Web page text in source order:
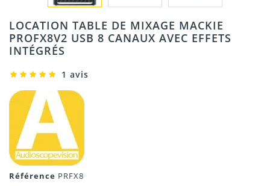
LOCATION TABLE DE MIXAGE MACKIE
PROFX8V2 USB 8 CANAUX AVEC EFFETS
INTÉGRÉS
1 avis
Référence PRFX8